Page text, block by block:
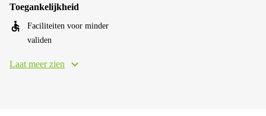
Toegankelijkheid
Faciliteiten voor minder
validen
Laat meer zien